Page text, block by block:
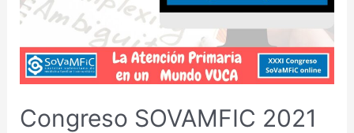
Congreso SOVAMFIC 2021